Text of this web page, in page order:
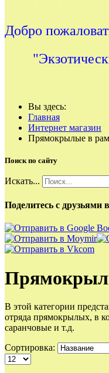
Добро
Вы здесь:
Главная
Интернет магазин
Прямокрылые в
Поиск по сайту
Искать...
Поделитесь с друзьями
В этой категории
отряда прямокрылых, в
саранчовые и т.д.
Сортировка: